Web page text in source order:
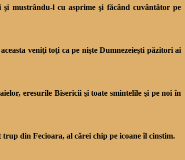
mustrându-l cu asprime şi făcând cuvântător pe
veniţi toţi ca pe nişte Dumnezeieşti păzitori ai
eresurile Bisericii şi toate smintelile şi pe noi în
din Fecioara, al cărei chip pe icoane îl cinstim.